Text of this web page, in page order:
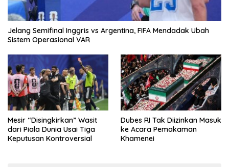
Jelang Semifinal Inggris vs Argentina, FIFA Mendadak Ubah
Sistem Operasional VAR
Mesir “Disingkirkan” Wasit
dari Piala Dunia Usai Tiga
Keputusan Kontroversial
Dubes RI Tak Diizinkan Masuk
ke Acara Pemakaman
Khamenei